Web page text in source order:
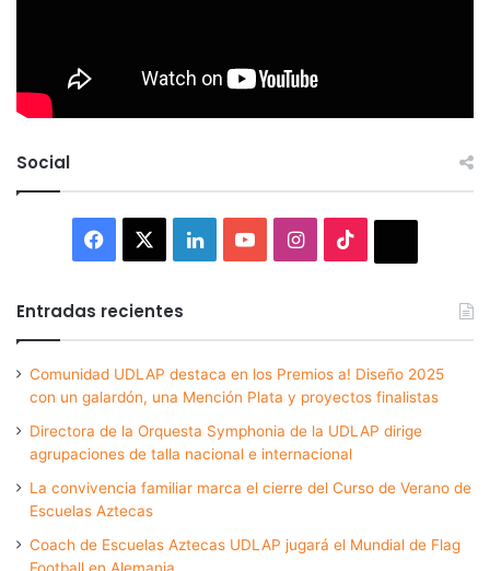
Social
Facebook LinkedInYouTubeInstagram
Entradas recientes
Comunidad UDLAP destaca en los Premios a! Diseño 2025
con un galardón, una Mención Plata y proyectos finalistas
Directora de la Orquesta Symphonia de la UDLAP dirige
agrupaciones de talla nacional e internacional
La convivencia familiar marca el cierre del Curso de Verano de
Escuelas Aztecas
Coach de Escuelas Aztecas UDLAP jugará el Mundial de Flag